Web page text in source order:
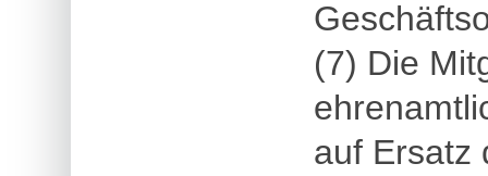
(7) Die
auf Ersatz